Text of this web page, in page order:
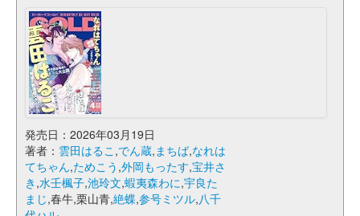
発売日：2026年03月19日
著者： 雲田はるこ ,でん蔵,まちば,なれは
てちゃん,ためこう ,外岡もったす,宝井さ
き ,水壬楓子,池玲文,蝦夷森わに,宇良た
まじ,春牛,栗山青,絶蝶,参号ミツル,八千